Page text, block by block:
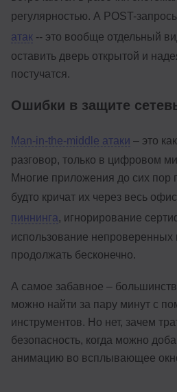
регулярностью. А POST-
атак -- это вообще отдельный
оставить дверь открытой и
постучатся.
Ошибки в защите
Man-in-the-middle атаки – это
разговор, только в цифровом
Многие приложения до сих пор
будто кричат их через весь
пиннинга, игнорирование
использование непроверенных
продолжать бесконечно.
А самое забавное –
можно найти за пару минут с
инструментов. Но нет, зачем
безопасность, когда можно
анимацию во всплывающее